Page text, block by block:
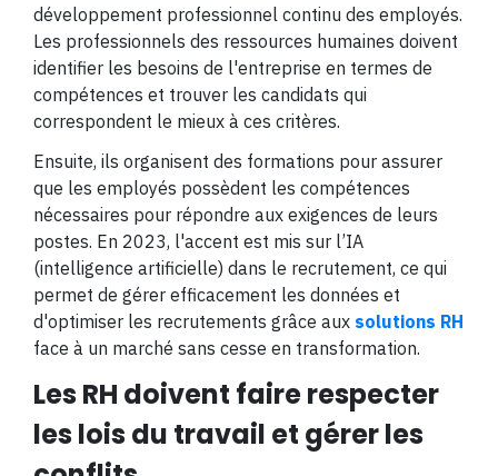
développement professionnel continu des employés.
Les professionnels des ressources humaines doivent
identifier les besoins de l'entreprise en termes de
compétences et trouver les candidats qui
correspondent le mieux à ces critères.
Ensuite, ils organisent des formations pour assurer
que les employés possèdent les compétences
nécessaires pour répondre aux exigences de leurs
postes. En 2023, l'accent est mis sur l’IA
(intelligence artificielle) dans le recrutement, ce qui
permet de gérer efficacement les données et
d'optimiser les recrutements grâce aux solutions RH
face à un marché sans cesse en transformation​.
Les RH doivent faire respecter
les lois du travail et gérer les